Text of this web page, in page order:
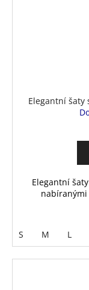
Elegantní šaty
Elegantní
nabíranými
S M L